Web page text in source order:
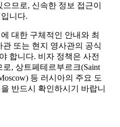
므로, 신속한 정보 접근이
니다.
대한 구체적인 안내와 최
또는 현지 영사관의 공식
합니다. 비자 정책은 사전
, 상트페테르부르크(Saint
등 러시아의 주요 도
반드시 확인하시기 바랍니